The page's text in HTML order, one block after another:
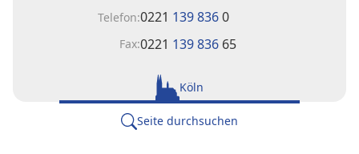
Telefon:0221 139 8360
Fax:0221 139 836 65
Köln
Seite durchsuchen